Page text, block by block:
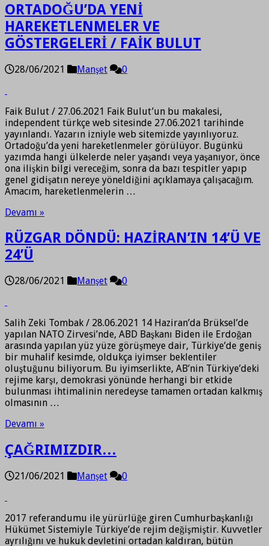
ORTADOĞU’DA YENİ
HAREKETLENMELER VE
GÖSTERGELERİ / FAİK BULUT
28/06/2021 Manşet 0
Faik Bulut / 27.06.2021 Faik Bulut’un bu makalesi,
independent türkçe web sitesinde 27.06.2021 tarihinde
yayınlandı. Yazarın izniyle web sitemizde yayınlıyoruz.
Ortadoğu’da yeni hareketlenmeler görülüyor. Bugünkü
yazımda hangi ülkelerde neler yaşandı veya yaşanıyor, önce
ona ilişkin bilgi vereceğim, sonra da bazı tespitler yapıp
genel gidişatın nereye yöneldiğini açıklamaya çalışacağım.
Amacım, hareketlenmelerin …
Devamı »
RÜZGAR DÖNDÜ: HAZİRAN’IN 14’Ü VE
24’Ü
28/06/2021 Manşet 0
Salih Zeki Tombak / 28.06.2021 14 Haziran’da Brüksel’de
yapılan NATO Zirvesi’nde, ABD Başkanı Biden ile Erdoğan
arasında yapılan yüz yüze görüşmeye dair, Türkiye’de geniş
bir muhalif kesimde, oldukça iyimser beklentiler
oluştuğunu biliyorum. Bu iyimserlikte, AB’nin Türkiye’deki
rejime karşı, demokrasi yönünde herhangi bir etkide
bulunması ihtimalinin neredeyse tamamen ortadan kalkmış
olmasının …
Devamı »
ÇAĞRIMIZDIR…
21/06/2021 Manşet 0
2017 referandumu ile yürürlüğe giren Cumhurbaşkanlığı
Hükümet Sistemiyle Türkiye’de rejim değişmiştir. Kuvvetler
ayrılığını ve hukuk devletini ortadan kaldıran, bütün